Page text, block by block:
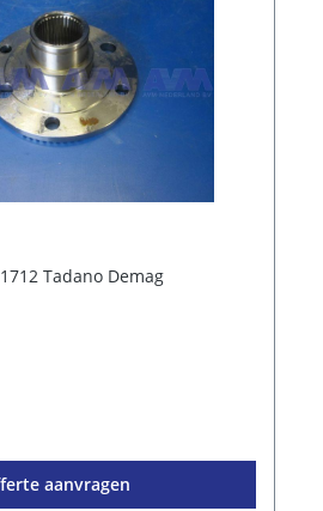
Tadano Demag
aanvragen